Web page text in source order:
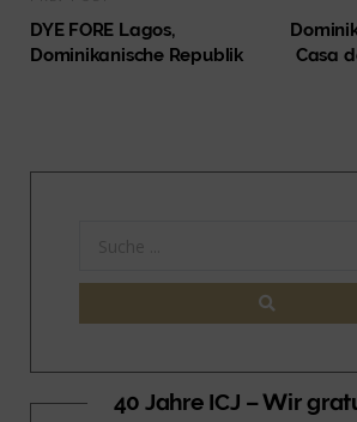
DYE FORE Lagos,
Dominikanische Republik
Casa
40 Jahre ICJ – Wir